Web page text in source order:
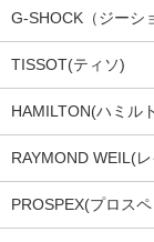
G-SHOCK（ジーシ
TISSOT(ティソ)
HAMILTON(ハミル
RAYMOND WEIL(
PROSPEX(プロスペ